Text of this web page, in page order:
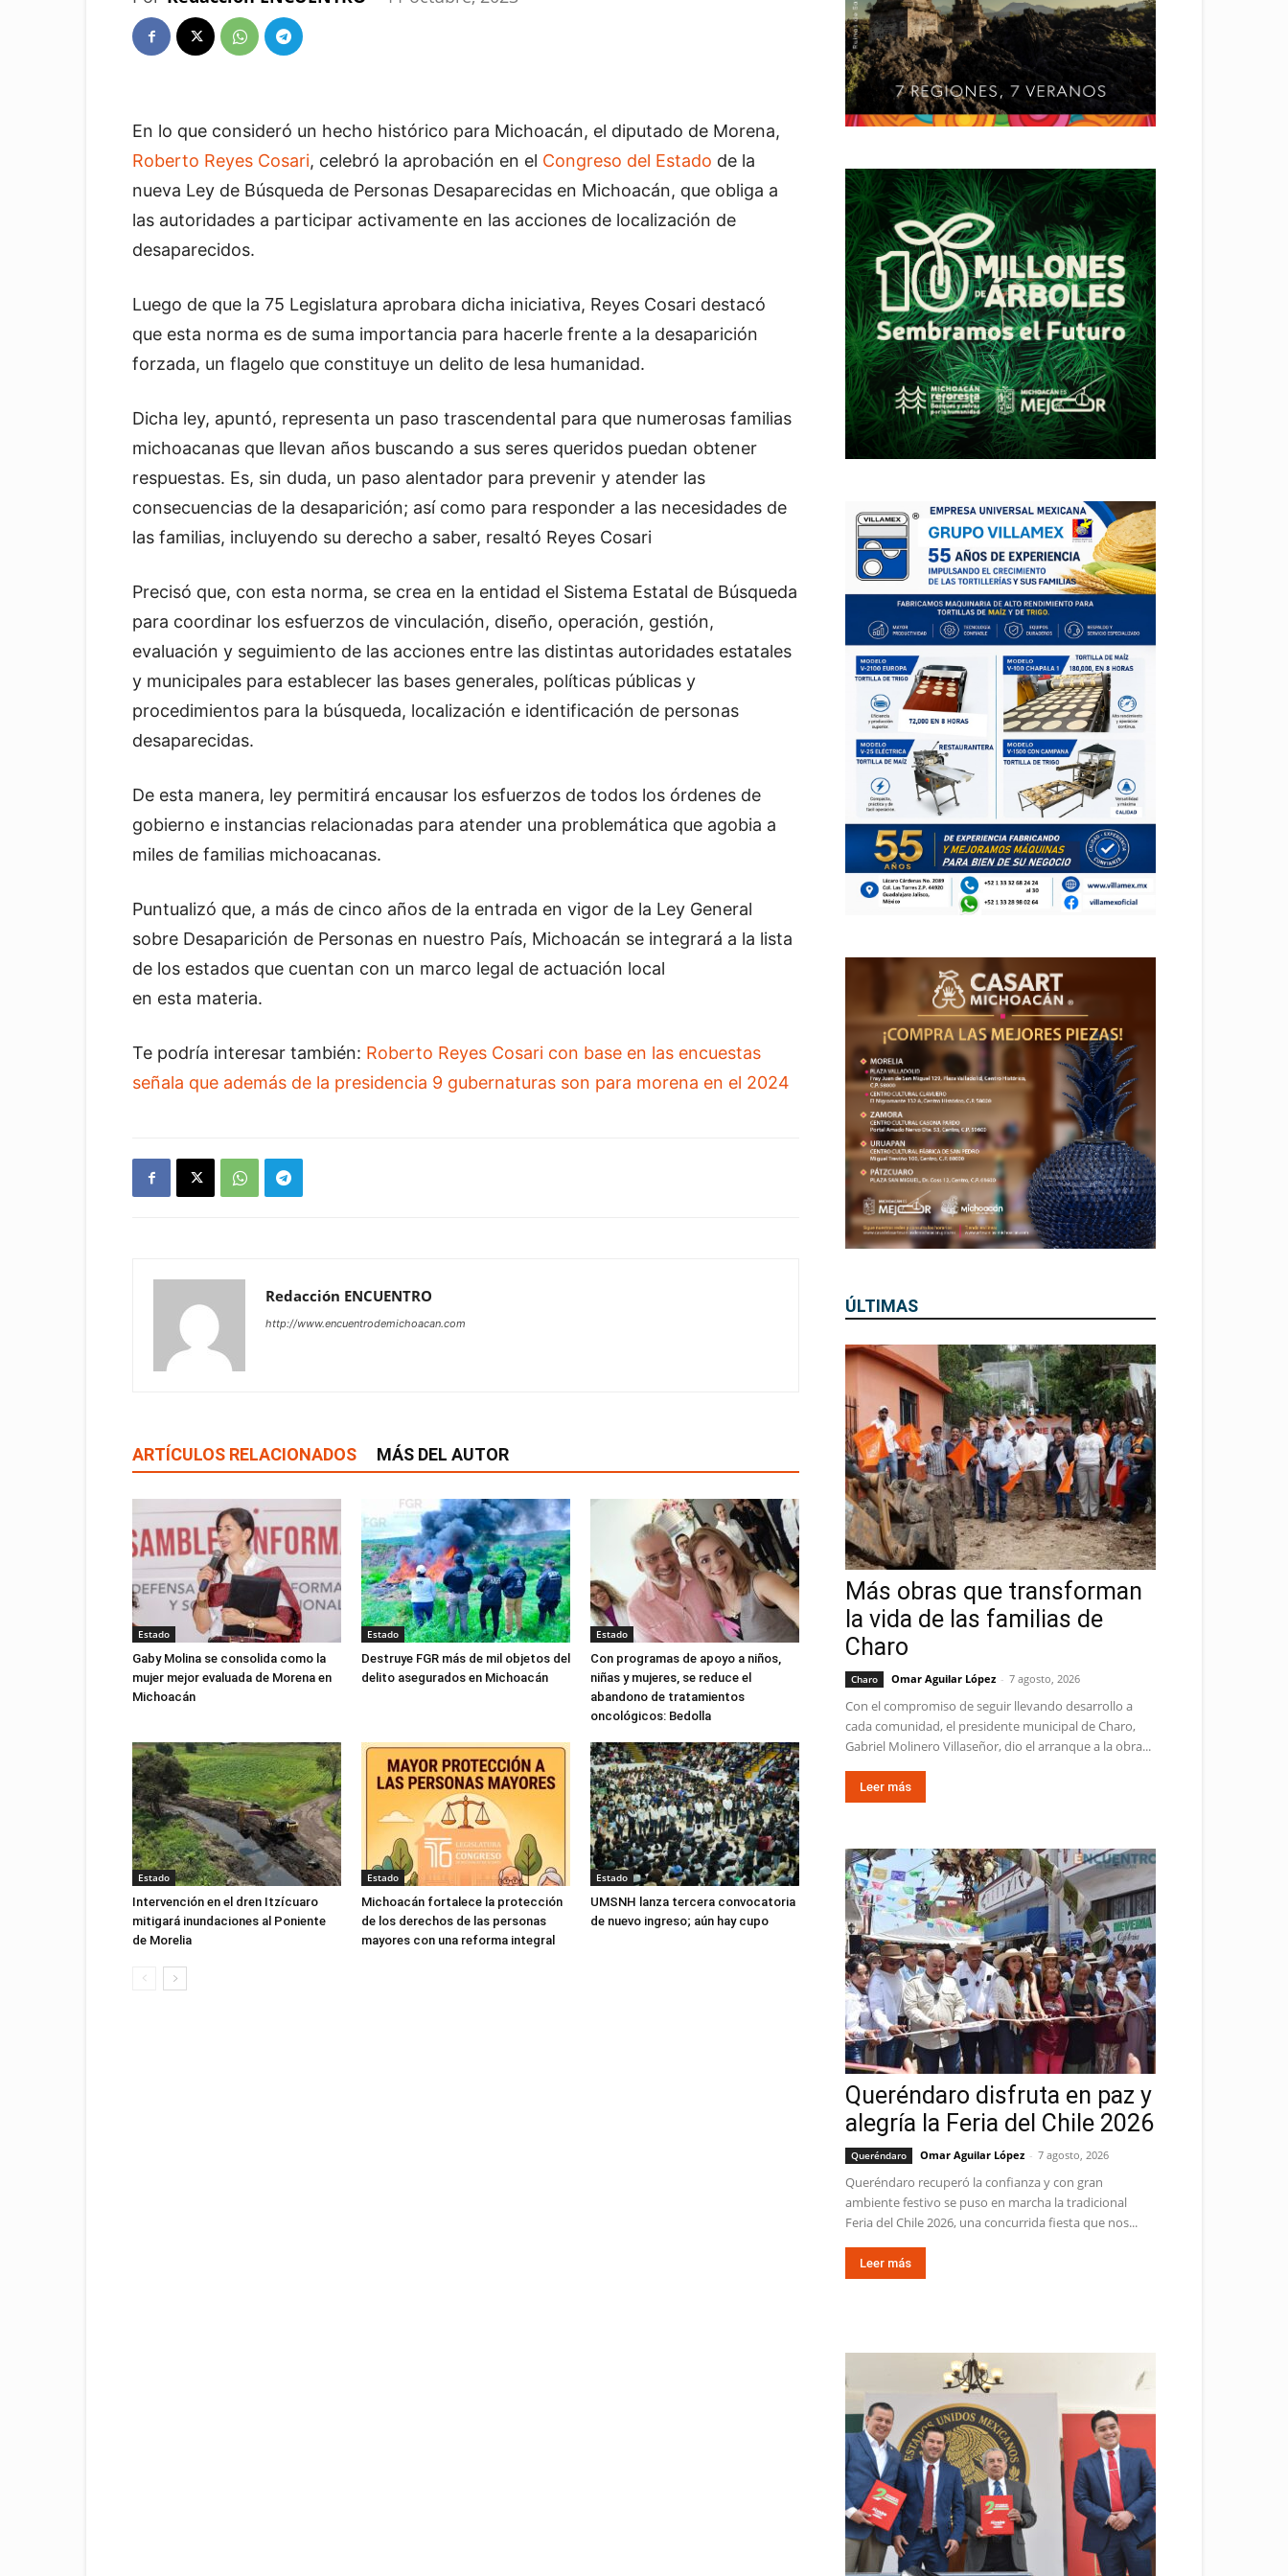
En lo que consideró un hecho histórico para Michoacán, el diputado de Morena,
Roberto Reyes Cosari, celebró la aprobación en el Congreso del Estado de la
nueva Ley de Búsqueda de Personas Desaparecidas en Michoacán, que obliga a
las autoridades a participar activamente en las acciones de localización de
desaparecidos.
Luego de que la 75 Legislatura aprobara dicha iniciativa, Reyes Cosari destacó
que esta norma es de suma importancia para hacerle frente a la desaparición
forzada, un flagelo que constituye un delito de lesa humanidad.
Dicha ley, apuntó, representa un paso trascendental para que numerosas familias
michoacanas que llevan años buscando a sus seres queridos puedan obtener
respuestas. Es, sin duda, un paso alentador para prevenir y atender las
consecuencias de la desaparición; así como para responder a las necesidades de
las familias, incluyendo su derecho a saber, resaltó Reyes Cosari
Precisó que, con esta norma, se crea en la entidad el Sistema Estatal de Búsqueda
para coordinar los esfuerzos de vinculación, diseño, operación, gestión,
evaluación y seguimiento de las acciones entre las distintas autoridades estatales
y municipales para establecer las bases generales, políticas públicas y
procedimientos para la búsqueda, localización e identificación de personas
desaparecidas.
De esta manera, ley permitirá encausar los esfuerzos de todos los órdenes de
gobierno e instancias relacionadas para atender una problemática que agobia a
miles de familias michoacanas.
Puntualizó que, a más de cinco años de la entrada en vigor de la Ley General
sobre Desaparición de Personas en nuestro País, Michoacán se integrará a la lista
de los estados que cuentan con un marco legal de actuación local
en esta materia.
Te podría interesar también: Roberto Reyes Cosari con base en las encuestas
señala que además de la presidencia 9 gubernaturas son para morena en el 2024
Redacción ENCUENTRO
http://www.encuentrodemichoacan.com
ARTÍCULOS RELACIONADOS MÁS DEL AUTOR
Estado
Gaby Molina se consolida como la
mujer mejor evaluada de Morena en
Michoacán
Estado
Destruye FGR más de mil objetos del
delito asegurados en Michoacán
Estado
Con programas de apoyo a niños,
niñas y mujeres, se reduce el
abandono de tratamientos
oncológicos: Bedolla
Estado
Intervención en el dren Itzícuaro
mitigará inundaciones al Poniente
de Morelia
Estado
Michoacán fortalece la protección
de los derechos de las personas
mayores con una reforma integral
Estado
UMSNH lanza tercera convocatoria
de nuevo ingreso; aún hay cupo
ÚLTIMAS
Más obras que transforman
la vida de las familias de
Charo
Charo Omar Aguilar López - 7 agosto, 2026
Con el compromiso de seguir llevando desarrollo a
cada comunidad, el presidente municipal de Charo,
Gabriel Molinero Villaseñor, dio el arranque a la obra...
Leer más
Queréndaro disfruta en paz y
alegría la Feria del Chile 2026
Queréndaro Omar Aguilar López - 7 agosto, 2026
Queréndaro recuperó la confianza y con gran
ambiente festivo se puso en marcha la tradicional
Feria del Chile 2026, una concurrida fiesta que nos...
Leer más